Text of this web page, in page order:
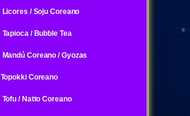
Licores / Soju Coreano
Tapioca / Bubble Tea
Mandú Coreano / Gyozas
Topokki Coreano
Tofu / Natto Coreano